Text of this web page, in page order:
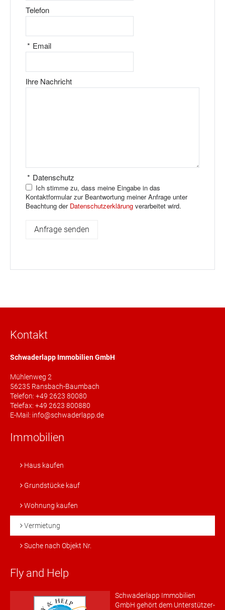
Telefon
Email
*
Ihre Nachricht
Datenschutz
*
Ich stimme zu, dass meine Eingabe in das
Kontaktformular zur Beantwortung meiner Anfrage unter
Beachtung der Datenschutzerklärung verarbeitet wird.
Kontakt
Schwaderlapp Immobilien GmbH
Mühlenweg 2
56235 Ransbach-Baumbach
Telefon: +49 2623 80080
Telefax: +49 2623 800880
E-Mail: info@schwaderlapp.de
Immobilien
Haus kaufen
Grundstücke kauf
Wohnung kaufen
Vermietung
Suche nach Objekt Nr.
Fly and Help
Schwaderlapp Immobilien
GmbH gehört dem Unterstützer-